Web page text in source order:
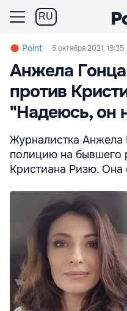
RU
Point 5 октября 2021, 19:35
Анжела
против
"Надеюсь, он
Журналистка Анжела
полицию на бывшего
Кристиана Ризю. Она